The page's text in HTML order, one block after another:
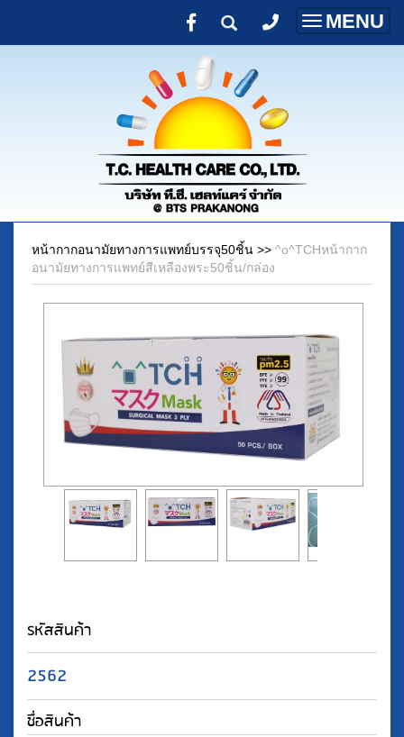
Toggle
MENU
หน้ากากอนามัยทางการแพทย์บรรจุ50ชิ้น>> ^o^TCHหน้ากาก
อนามัยทางการแพทย์สีเหลืองพระ50ชิ้น/กล่อง
รหัสสินค้า
2562
ชื่อสินค้า